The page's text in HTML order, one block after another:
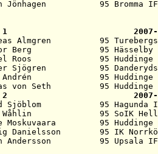
1
Almgren          95
Berg              95 Hässelby
Roos              95 Huddinge
Sjögren           95
Andrén              95 Huddinge
von Seth          95 Huddinge
2
Sjöblom            95 Hagunda
Wåhlin              95 SoIK
Moskuvaara         95 Huddinge
Danielsson        95 IK